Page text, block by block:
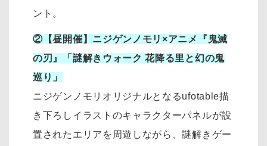
ント。
②【昼開催】ニジゲンノモリ×アニメ『鬼滅
の刃』「謎解きウォーク 花降る里と幻の鬼
巡り」
ニジゲンノモリオリジナルとなるufotable描
き下ろしイラストのキャラクターパネルが設
置されたエリアを周遊しながら、謎解きゲー